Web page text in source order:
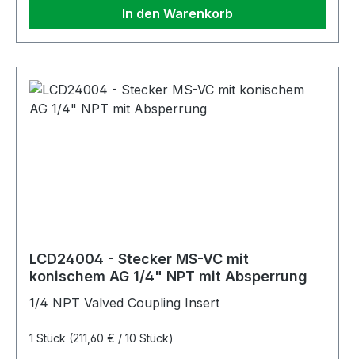
In den Warenkorb
LCD24004 - Stecker MS-VC mit
konischem AG 1/4" NPT mit Absperrung
1/4 NPT Valved Coupling Insert
1 Stück (211,60 € / 10 Stück)